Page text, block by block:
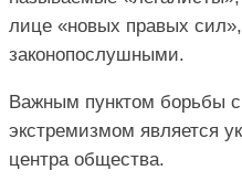
лице «новых правых
законопослушными.
Важным пунктом борьбы
экстремизмом является
центра общества.